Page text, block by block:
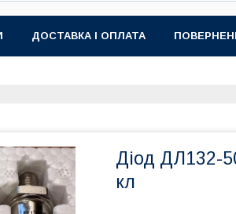
ДОСТАВКА І ОПЛАТА
Діод ДЛ132-
кл